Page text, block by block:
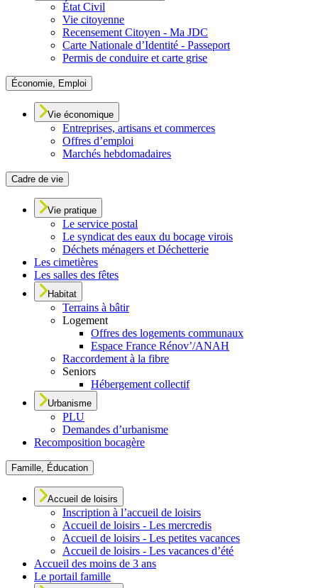
État Civil
Vie citoyenne
Recensement Citoyen - Ma JDC
Carte Nationale d’Identité - Passeport
Permis de conduire et carte grise
Économie, Emploi
Vie économique
Entreprises, artisans et commerces
Offres d’emploi
Marchés hebdomadaires
Cadre de vie
Vie pratique
Le service postal
Le syndicat des eaux du bocage virois
Déchets ménagers et Déchetterie
Les cimetières
Les salles des fêtes
Habitat
Terrains à bâtir
Logement
Offres des logements communaux
Espace France Rénov’/ANAH
Raccordement à la fibre
Seniors
Hébergement collectif
Urbanisme
PLU
Demandes d’urbanisme
Recomposition bocagère
Famille, Éducation
Accueil de loisirs
Inscription à l’accueil de loisirs
Accueil de loisirs - Les mercredis
Accueil de loisirs - Les petites vacances
Accueil de loisirs - Les vacances d’été
Accueil des moins de 3 ans
Le portail famille